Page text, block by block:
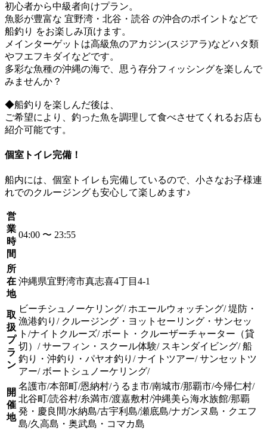
初心者から中級者向けプラン。
魚影が豊富な 宜野湾・北谷・読谷 の沖合のポイントなどで
船釣り をお楽しみ頂けます。
メインターゲットは高級魚のアカジン(スジアラ)などハタ類
やフエフキダイなどです。
多彩な魚種の沖縄の海で、思う存分フィッシングを楽しんで
みませんか？
​◆船釣りを楽しんだ後は、
ご希望により、釣った魚を調理して食べさせてくれるお店も
紹介可能です。
個室トイレ完備！
船内には、個室トイレも完備しているので、小さなお子様連
れでのクルージングも安心して楽しめます♪
営
業
時
間
04:00 〜 23:55
所
在
地
沖縄県宜野湾市真志喜4丁目4‐1
取
扱
プ
ラ
ン
ビーチシュノーケリング/ ホエールウォッチング/ 堤防・
漁港釣り/ クルージング・ヨットセーリング・サンセッ
ト/ナイトクルーズ/ ボート・クルーザーチャーター（貸
切）/ サーフィン・スクール体験/ スキンダイビング/ 船
釣り・沖釣り・パヤオ釣り/ ナイトツアー/ サンセットツ
アー/ ボートシュノーケリング/
開
催
地
名護市/本部町/恩納村/うるま市/南城市/那覇市/今帰仁村/
北谷町/読谷村/糸満市/渡嘉敷村/沖縄美ら海水族館/那覇
発・慶良間/水納島/古宇利島/瀬底島/ナガンヌ島・クエフ
島/久高島・奥武島・コマカ島